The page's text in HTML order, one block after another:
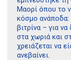
Μαορί όπου το
κόσμο ανάποδα:
βιτρίνα – για
στα χωριά και
χρειάζεται να
ανεβαίνει.